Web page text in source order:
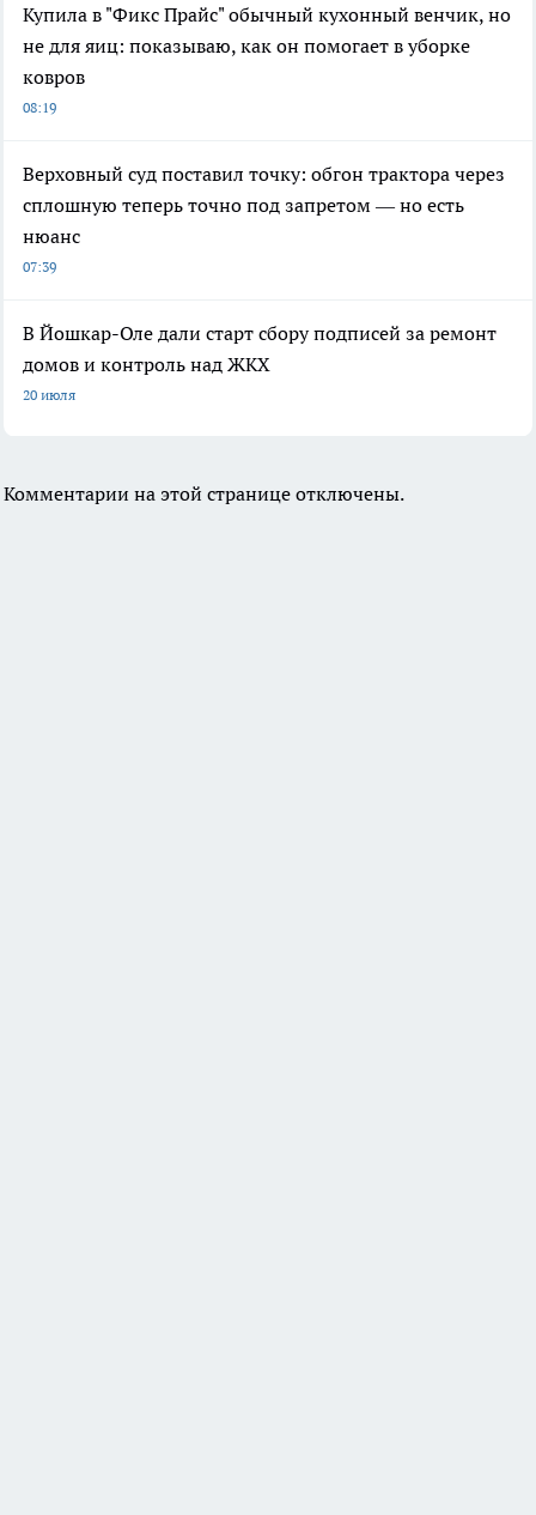
Купила в "Фикс Прайс" обычный кухонный венчик, но
не для яиц: показываю, как он помогает в уборке
ковров
08:19
Верховный суд поставил точку: обгон трактора через
сплошную теперь точно под запретом — но есть
нюанс
07:39
В Йошкар-Оле дали старт сбору подписей за ремонт
домов и контроль над ЖКХ
20 июля
Комментарии на этой странице отключены.